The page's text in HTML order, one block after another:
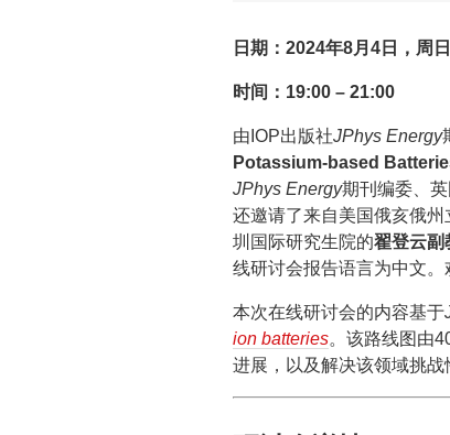
日期：2024年8月4日，周日
时间：19:00 – 21:00
由IOP出版社JPhys Energy
Potassium-based
JPhys Energy期刊编委、
还邀请了来自美国俄亥俄州
圳国际研究生院的翟登云副
线研讨会报告语言为中文。
本次在线研讨会的内容基于
ion batteries。该路线图由
进展，以及解决该领域挑战